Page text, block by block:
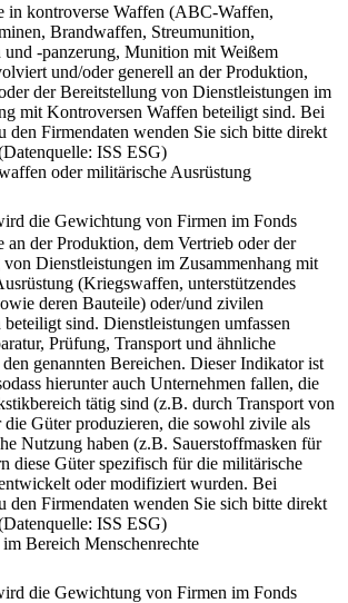
in kontroverse Waffen (ABC-Waffen,
Brandwaffen, Streumunition,
-panzerung, Munition mit Weißem
und/oder generell an der Produktion,
der Bereitstellung von Dienstleistungen im
mit Kontroversen Waffen beteiligt sind. Bei
den Firmendaten wenden Sie sich bitte direkt
ISS ESG)
oder militärische Ausrüstung
die Gewichtung von Firmen im Fonds
an der Produktion, dem Vertrieb oder der
Dienstleistungen im Zusammenhang mit
(Kriegswaffen, unterstützendes
deren Bauteile) oder/und zivilen
beteiligt sind. Dienstleistungen umfassen
Prüfung, Transport und ähnliche
genannten Bereichen. Dieser Indikator ist
hierunter auch Unternehmen fallen, die
tätig sind (z.B. durch Transport von
die Güter produzieren, die sowohl zivile als
Nutzung haben (z.B. Sauerstoffmasken für
diese Güter spezifisch für die militärische
oder modifiziert wurden. Bei
den Firmendaten wenden Sie sich bitte direkt
ISS ESG)
Bereich Menschenrechte
die Gewichtung von Firmen im Fonds